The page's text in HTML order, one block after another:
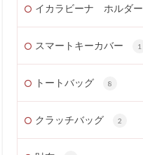
イカラビーナ ホルダー
スマートキーカバー 1
トートバッグ 8
クラッチバッグ 2